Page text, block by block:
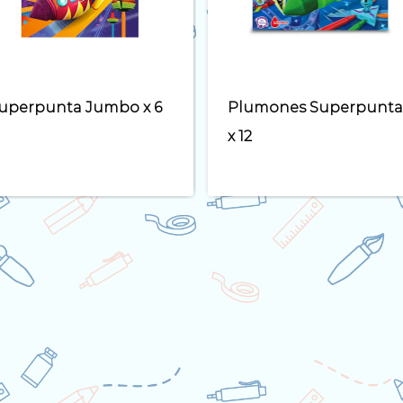
Superpunta
Plumones Gruesos
Aquamax 47 estuche x